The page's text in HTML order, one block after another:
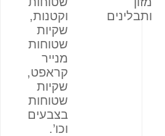
וקטנות,
שקיות
שטוחות
מנייר
קראפט,
שקיות
שטוחות
בצבעים
וכו’.
ותבלינים